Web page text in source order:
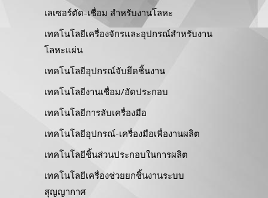
เลเซอร์ตัด-เชื่อม สำหรับงานโลหะ
เทคโนโลยีเครื่องจักรและอุปกรณ์สำหรับงาน
โลหะแผ่น
เทคโนโลยีอุปกรณ์จับยึดชิ้นงาน
เทคโนโลยีงานเชื่อม/อัดประกอบ
เทคโนโลยีการลับเครื่องมือ
เทคโนโลยีอุปกรณ์-เครื่องมือเพื่องานผลิต
เทคโนโลยีชิ้นส่วนประกอบในการผลิต
เทคโนโลยีเครื่องช่วยยกชิ้นงานระบบ
สุญญากาศ